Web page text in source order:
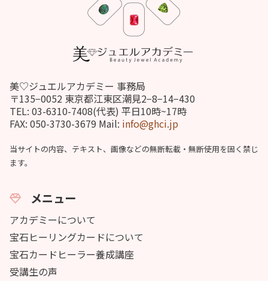
美♡ジュエルアカデミー 事務局
〒135−0052 東京都江東区潮見2−8−14−430
TEL: 03-6310-7408(代表) 平日10時~17時
FAX: 050-3730-3679 Mail: info@ghci.jp
当サイトの内容、テキスト、画像などの無断転載・無断使用を固く禁じ
ます。
メニュー
アカデミーについて
宝石ヒーリングカードについて
宝石カードヒーラー養成講座
受講生の声